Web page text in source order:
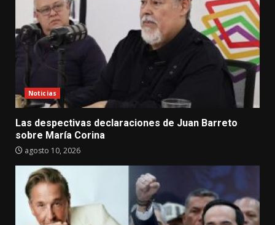
Noticias
Las despectivas declaraciones de Juan Barreto
sobre María Corina
agosto 10, 2026